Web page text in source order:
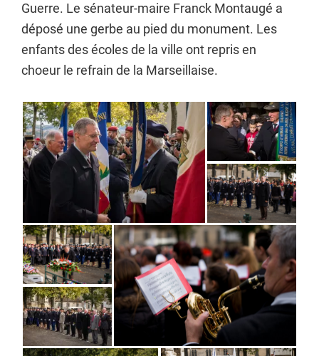
Guerre. Le sénateur-maire Franck Montaugé a
déposé une gerbe au pied du monument. Les
enfants des écoles de la ville ont repris en
choeur le refrain de la Marseillaise.